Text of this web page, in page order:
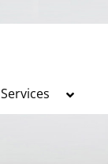
Services